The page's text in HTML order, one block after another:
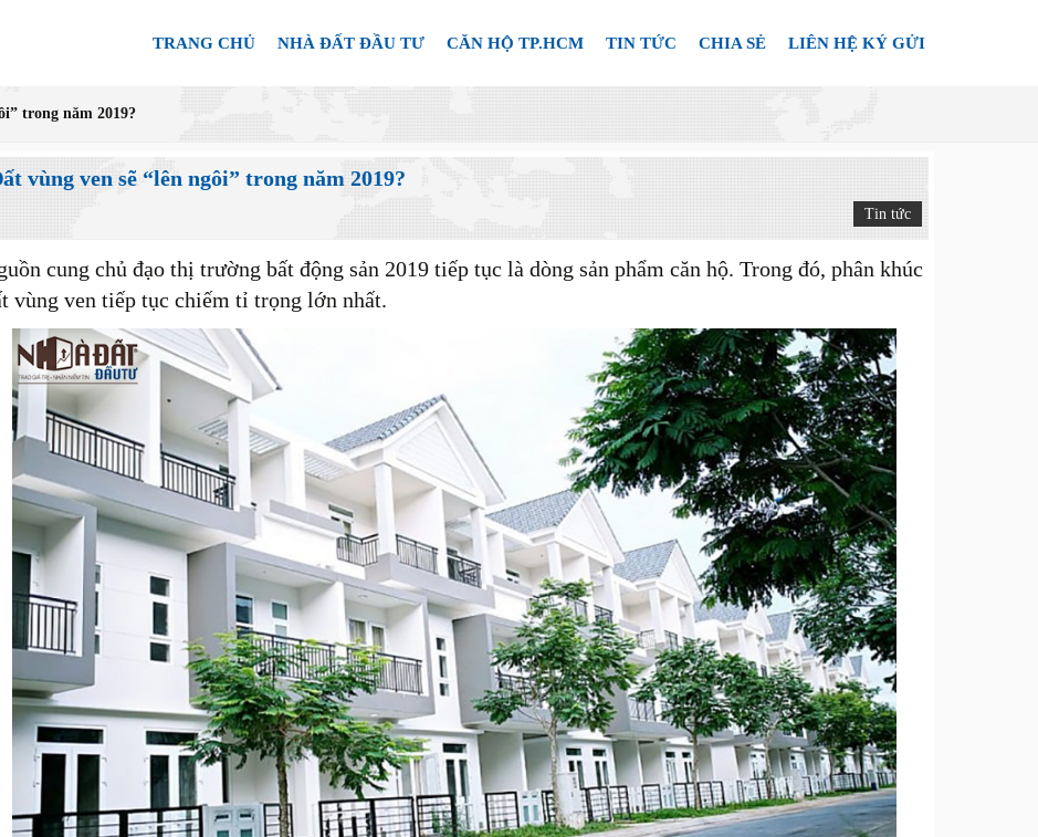
TRANG CHỦ NHÀ ĐẤT ĐẦU TƯ CĂN HỘ TP.HCM TIN TỨC CHIA SẺ LIÊN HỆ KÝ GỬI
trong năm 2019?
vùng ven sẽ “lên ngôi” trong năm 2019?
Tin tức
cung chủ đạo thị trường bất động sản 2019 tiếp tục là dòng sản phẩm căn hộ. Trong đó, phân khúc
vùng ven tiếp tục chiếm tỉ trọng lớn nhất.